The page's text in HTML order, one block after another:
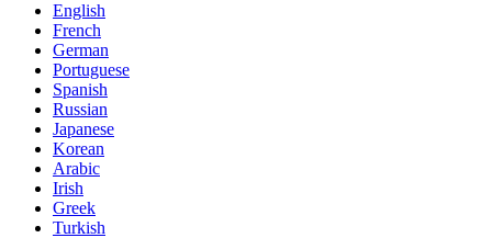
English
French
German
Portuguese
Spanish
Russian
Japanese
Korean
Arabic
Irish
Greek
Turkish